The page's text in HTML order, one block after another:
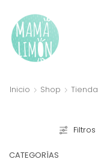
Inicio Shop Tienda
Filtros
CATEGORÍAS